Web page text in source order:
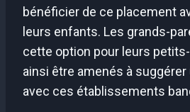
bénéficier de ce placement
leurs enfants. Les grands-
cette option pour leurs
ainsi être amenés à
avec ces établissements